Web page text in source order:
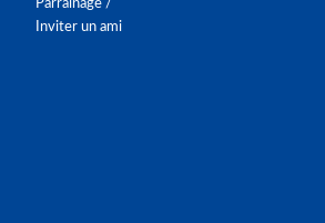
Parrainage /
Inviter un ami